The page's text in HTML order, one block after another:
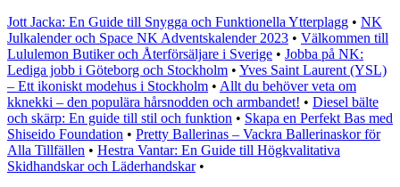
Jott Jacka: En Guide till Snygga och Funktionella Ytterplagg • NK
Julkalender och Space NK Adventskalender 2023 • Välkommen till
Lululemon Butiker och Återförsäljare i Sverige • Jobba på NK:
Lediga jobb i Göteborg och Stockholm • Yves Saint Laurent (YSL)
– Ett ikoniskt modehus i Stockholm • Allt du behöver veta om
kknekki – den populära hårsnodden och armbandet! • Diesel bälte
och skärp: En guide till stil och funktion • Skapa en Perfekt Bas med
Shiseido Foundation • Pretty Ballerinas – Vackra Ballerinaskor för
Alla Tillfällen • Hestra Vantar: En Guide till Högkvalitativa
Skidhandskar och Läderhandskar•